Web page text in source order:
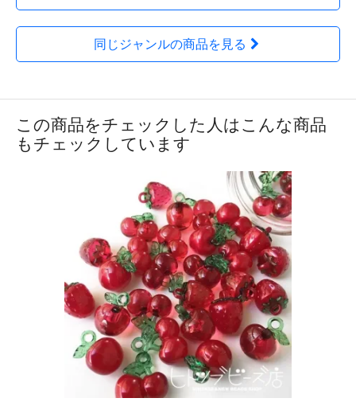
同じジャンルの商品を見る
この商品をチェックした人はこんな商品
もチェックしています